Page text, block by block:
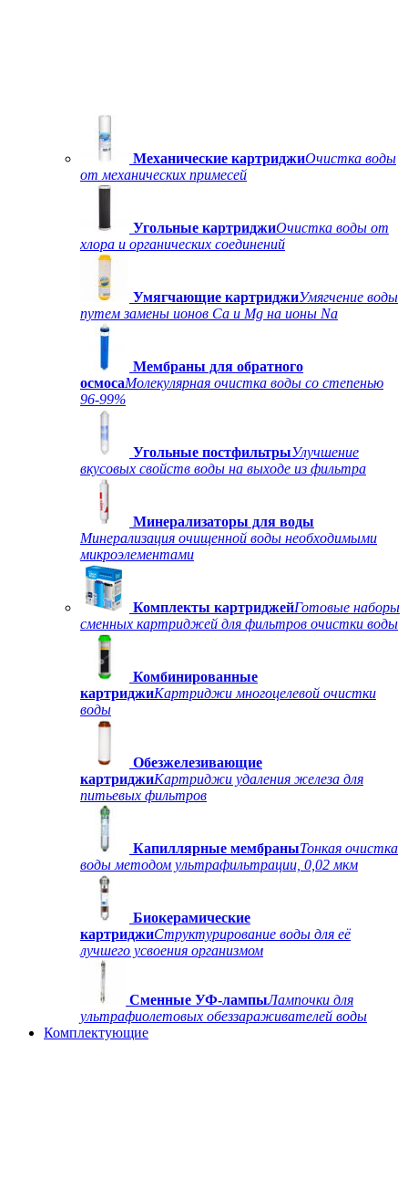
Механические картриджиОчистка воды
от механических примесей
Угольные картриджиОчистка воды от
хлора и органических соединений
Умягчающие картриджиУмягчение воды
путем замены ионов Ca и Mg на ионы Na
Мембраны для обратного
осмосаМолекулярная очистка воды со степенью
96-99%
Угольные постфильтрыУлучшение
вкусовых свойств воды на выходе из фильтра
Минерализаторы для воды
Минерализация очищенной воды необходимыми
микроэлементами
Комплекты картриджейГотовые наборы
сменных картриджей для фильтров очистки воды
Комбинированные
картриджиКартриджи многоцелевой очистки
воды
Обезжелезивающие
картриджиКартриджи удаления железа для
питьевых фильтров
Капиллярные мембраныТонкая очистка
воды методом ультрафильтрации, 0,02 мкм
Биокерамические
картриджиСтруктурирование воды для её
лучшего усвоения организмом
Сменные УФ-лампыЛампочки для
ультрафиолетовых обеззараживателей воды
Комплектующие